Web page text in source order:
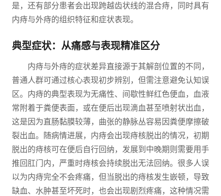
是，还有部分患者会出现跨越齿状线的混合痔，同时具有
内痔与外痔的组织特征和症状表现。
典型症状：从痛感与表现精准区分
内痔与外痔的症状差异直接源于其解剖位置的不同，
普通人群可通过核心表现初步辨别，但需注意避免认知误
区。内痔的典型表现为无痛性、间歇性鲜红色便血，血液
常附着于粪便表面，或在便后出现滴血甚至喷射状出血，
这是因为直肠黏膜较薄，曲张的静脉丛容易因粪便摩擦破
裂出血。随病情进展，内痔会出现痔核脱出的情况，初期
脱出的痔核可在便后自行回纳，发展到中晚期则需要用手
推回肛门内，严重时痔核会持续脱出无法回纳。很多人误
以为内痔完全不会疼痛，但当脱出的痔核发生嵌顿，导致
缺血、水肿甚至坏死时，也会出现剧烈疼痛，这种情况需